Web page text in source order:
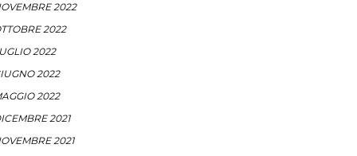
2022
2022
2022
2022
2022
2021
2021